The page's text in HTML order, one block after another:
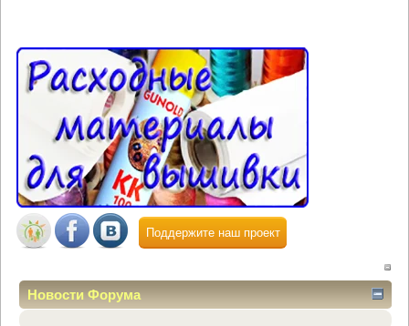
Поддержите наш проект
Новости Форума